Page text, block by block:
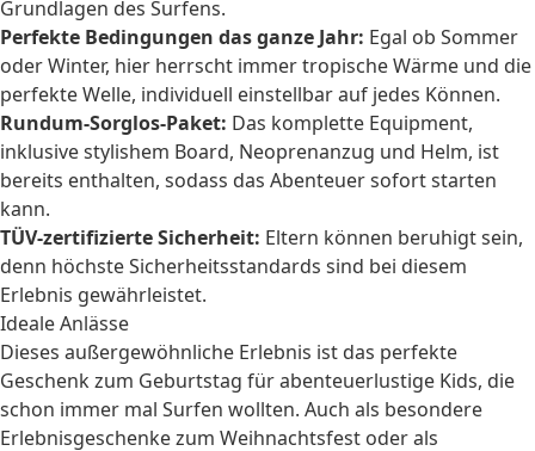
Grundlagen des Surfens.
Perfekte Bedingungen das ganze Jahr: Egal ob Sommer
oder Winter, hier herrscht immer tropische Wärme und die
perfekte Welle, individuell einstellbar auf jedes Können.
Rundum-Sorglos-Paket: Das komplette Equipment,
inklusive stylishem Board, Neoprenanzug und Helm, ist
bereits enthalten, sodass das Abenteuer sofort starten
kann.
TÜV-zertifizierte Sicherheit: Eltern können beruhigt sein,
denn höchste Sicherheitsstandards sind bei diesem
Erlebnis gewährleistet.
Ideale Anlässe
Dieses außergewöhnliche Erlebnis ist das perfekte
Geschenk zum Geburtstag für abenteuerlustige Kids, die
schon immer mal Surfen wollten. Auch als besondere
Erlebnisgeschenkezum Weihnachtsfest oder als